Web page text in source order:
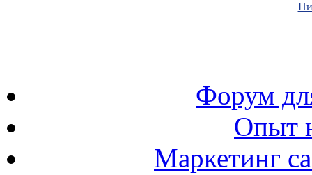
Форум
Опыт
Маркетинг